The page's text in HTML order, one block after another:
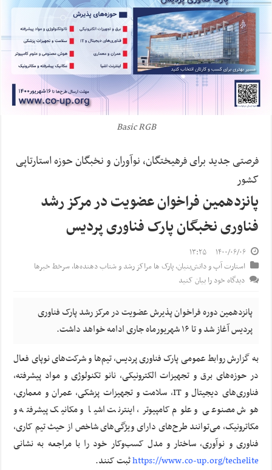
Basic RGB
فرصتی جدید برای فرهیختگان، نوآوران و نخبگان حوزه استارتاپی
کشور
پانزدهمین فراخوان عضویت در مرکز رشد
فناوری نخبگان پارک فناوری پردیس
۱۴۰۰/۰۶/۰۶
۱۳:۲۵
استارت آپ‌ و دانش‌بنیان‌,پارک ها مراکز رشد و شتاب‌ دهنده‌ها,سرخط خبرها
دیدگاه خود را بیان کنید
پانزدهمین دوره فراخوان پذیرش عضویت در مرکز رشد پارک فناوری
پردیس آغاز شد و تا ۱۶ شهریورماه جاری ادامه خواهد داشت.
به گزارش روابط عمومی پارک فناوری پردیس، تیم‌ها و شرکت‌های نوپای فعال
در حوزه‌های برق و تجهیزات الکترونیکی، نانو تکنولوژی و مواد پیشرفته،
فناوری‌های دیجیتال و IT، سلامت و تجهیزات پزشکی، عمران و معماری،
هوش مصنوعی و علوم کامپیوتر، اینترنت اشیا و مکانیک پیشرفته و
مکاترونیک، می‌توانند طرح‌های دارای ویژگی‌های شاخص از حیث تیم کاری،
فناوری و نوآوری، ساختار و مدل کسب‌وکار خود را با مراجعه به نشانی
https://www.co-up.org/techeliteثبت کنند.